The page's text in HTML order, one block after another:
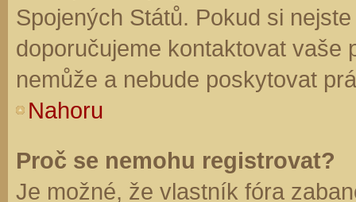
Spojených Států. Pokud si
doporučujeme kontaktovat vaše
nemůže a nebude poskytovat
Nahoru
Proč se nemohu registrovat?
Je možné, že vlastník fóra